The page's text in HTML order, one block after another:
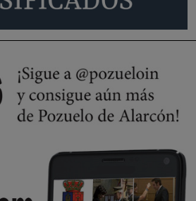
verdad le importe la seguridad de Pozuelo
de pozuelo?
| El comisario de la …